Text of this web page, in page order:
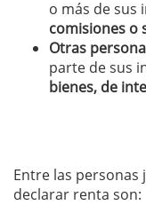
o más de sus
comisiones o
Otras
parte de sus
bienes, de
Entre las personas
declarar renta son: